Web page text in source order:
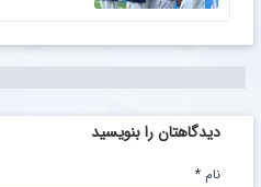
دیدگاهتان را بنویسید
نام *